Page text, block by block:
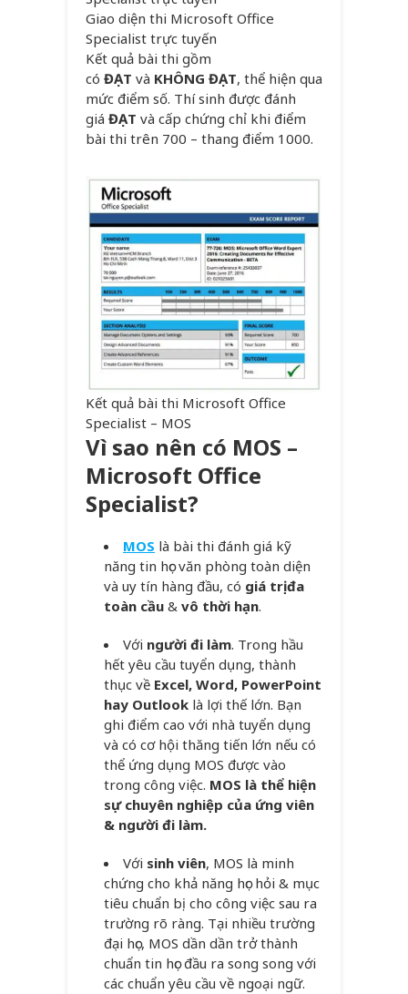
Giao diện thi Microsoft Office
Specialist trực tuyến
Kết quả bài thi gồm
có ĐẠT và KHÔNG ĐẠT, thể hiện qua
mức điểm số. Thí sinh được đánh
giá ĐẠT và cấp chứng chỉ khi điểm
bài thi trên 700 – thang điểm 1000.
Kết quả bài thi Microsoft Office
Specialist – MOS
Vì sao nên có MOS –
Microsoft Office
Specialist?
MOS là bài thi đánh giá kỹ
năng tin học văn phòng toàn diện
và uy tín hàng đầu, có giá trị đa
toàn cầu & vô thời hạn.
Với người đi làm. Trong hầu
hết yêu cầu tuyển dụng, thành
thục về Excel, Word, PowerPoint
hay Outlook là lợi thế lớn. Bạn
ghi điểm cao với nhà tuyển dụng
và có cơ hội thăng tiến lớn nếu có
thể ứng dụng MOS được vào
trong công việc. MOS là thể hiện
sự chuyên nghiệp của ứng viên
& người đi làm.
Với sinh viên, MOS là minh
chứng cho khả năng học hỏi & mục
tiêu chuẩn bị cho công việc sau ra
trường rõ ràng. Tại nhiều trường
đại học, MOS dần dần trở thành
chuẩn tin học đầu ra song song với
các chuẩn yêu cầu về ngoại ngữ.